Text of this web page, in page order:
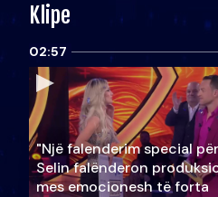
Klipe
02:57
"Një falenderim special
Selin falënderon
mes emocionesh të forta